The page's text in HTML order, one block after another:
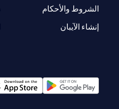
الشروط والأحكام
إنشاء الآيبان